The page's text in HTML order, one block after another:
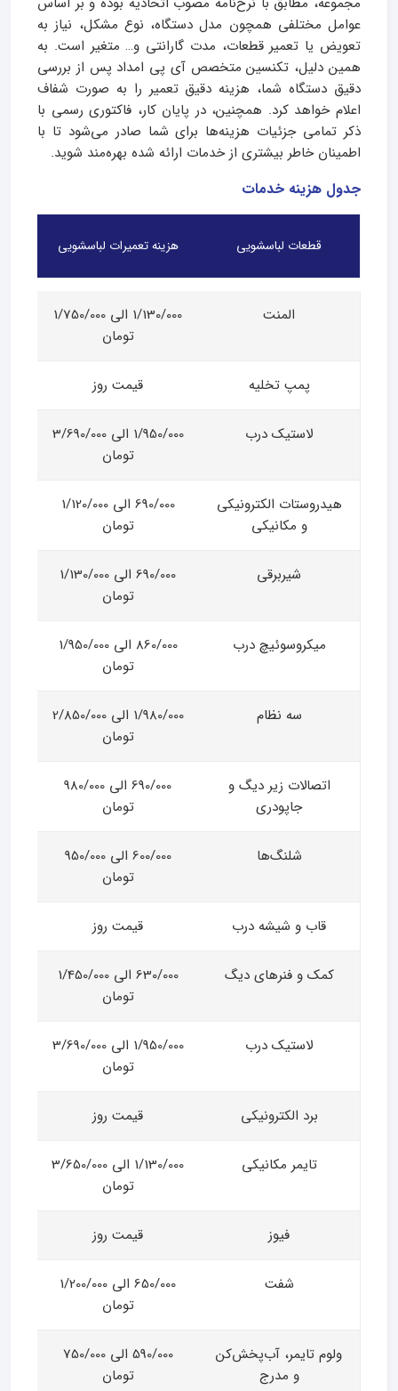
عوامل مختلفی همچون مدل دستگاه، نوع مشکل، نیاز به
تعویض یا تعمیر قطعات، مدت گارانتی و… متغیر است. به
همین دلیل، تکنسین متخصص آی پی امداد پس از بررسی
دقیق دستگاه شما، هزینه دقیق تعمیر را به صورت شفاف
اعلام خواهد کرد. همچنین، در پایان کار، فاکتوری رسمی با
ذکر تمامی جزئیات هزینه‌ها برای شما صادر می‌شود تا با
اطمینان خاطر بیشتری از خدمات ارائه شده بهره‌مند شوید.
جدول هزینه خدمات
قطعات لباسشویی هزینه تعمیرات لباسشویی
المنت
1/130/000 الی 1/750/000
تومان
پمپ تخلیه قیمت روز
لاستیک درب
1/950/000 الی 3/690/000
تومان
هیدروستات الکترونیکی
و مکانیکی
690/000 الی 1/120/000
تومان
شیربرقی
690/000 الی 1/130/000
تومان
میکروسوئیچ درب
860/000 الی 1/950/000
تومان
سه نظام
1/980/000 الی 2/850/000
تومان
اتصالات زیر دیگ و
جاپودری
690/000 الی 980/000
تومان
شلنگ‌ها
600/000 الی 950/000
تومان
قاب و شیشه درب قیمت روز
کمک و فنرهای دیگ
630/000 الی 1/450/000
تومان
لاستیک درب
1/950/000 الی 3/690/000
تومان
برد الکترونیکی قیمت روز
تایمر مکانیکی
1/130/000 الی 3/650/000
تومان
فیوز قیمت روز
شفت
650/000 الی 1/200/000
تومان
ولوم تایمر، آب‌پخش‌کن
و مدرج
590/000 الی 750/000
تومان